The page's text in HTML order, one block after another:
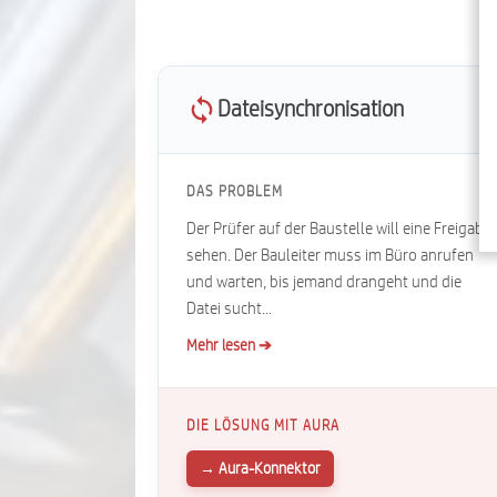
E-Mail-Vorlagen-Editor (In
Kalkulator)
Dateisynchronisation
DAS PROBLEM
Der Prüfer auf der Baustelle will eine Freigabe
sehen. Der Bauleiter muss im Büro anrufen
und warten, bis jemand drangeht und die
Datei sucht...
Mehr lesen ➔
DIE LÖSUNG MIT AURA
→ Aura-Konnektor